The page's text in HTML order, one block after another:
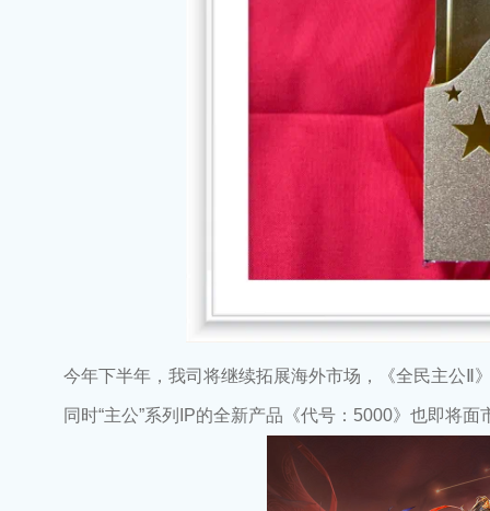
今年下半年，我司将继续拓展海外市场，《全民主公Ⅱ
同时“主公”系列IP的全新产品《代号：5000》也即将面